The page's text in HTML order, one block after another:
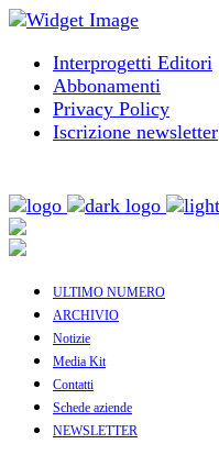
Interprogetti Editori
Abbonamenti
Privacy Policy
Iscrizione newsletter
ULTIMO NUMERO
ARCHIVIO
Notizie
Media Kit
Contatti
Schede aziende
NEWSLETTER